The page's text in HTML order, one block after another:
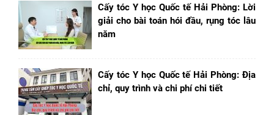
Cấy tóc Y học Quốc tế Hải Phòng: Lời
giải cho bài toán hói đầu, rụng tóc lâu
năm
Cấy tóc Y học Quốc tế Hải Phòng: Địa
chỉ, quy trình và chi phí chi tiết